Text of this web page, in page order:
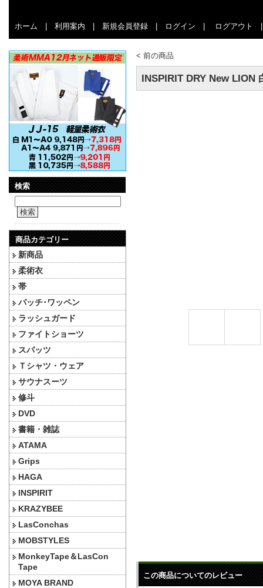
ホーム 利用案内 新規会員登録 ログイン ログアウト
検索
検索
商品カテゴリー
新商品
柔術衣
帯
パッチ･ワッペン
ラッシュガード
ファイトショーツ
スパッツ
Ｔシャツ・ウェア
サウナスーツ
修斗
DVD
書籍・雑誌
ATAMA
Grips
HAGA
INSPIRIT
KRAZYBEE
LasConchas
MOBSTYLES
MonkeyTape＆LasCon
Tape
MOYA BRAND
< 前の商品
INSPIRIT DRY New LION
この商品についてのレビュー